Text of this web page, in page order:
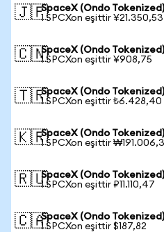
🇯🇵SpaceX (Ondo
1 SPCXon eşittir ¥21.350,53
🇨🇳SpaceX (Ondo
1 SPCXon eşittir ¥908,75
🇹🇷SpaceX (Ondo
1 SPCXon eşittir ₺6.428,40
🇰🇷SpaceX (Ondo
1 SPCXon eşittir
🇷🇺SpaceX (Ondo
1 SPCXon eşittir ₽11.110,47
🇨🇦SpaceX (Ondo
1 SPCXon eşittir $187,82